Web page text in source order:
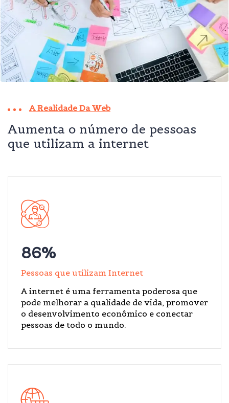
A Realidade Da Web
Aumenta o número de pessoas
que utilizam a internet
86%
Pessoas que utilizam Internet
A internet é uma ferramenta poderosa que
pode melhorar a qualidade de vida, promover
o desenvolvimento econômico e conectar
pessoas de todo o mundo.